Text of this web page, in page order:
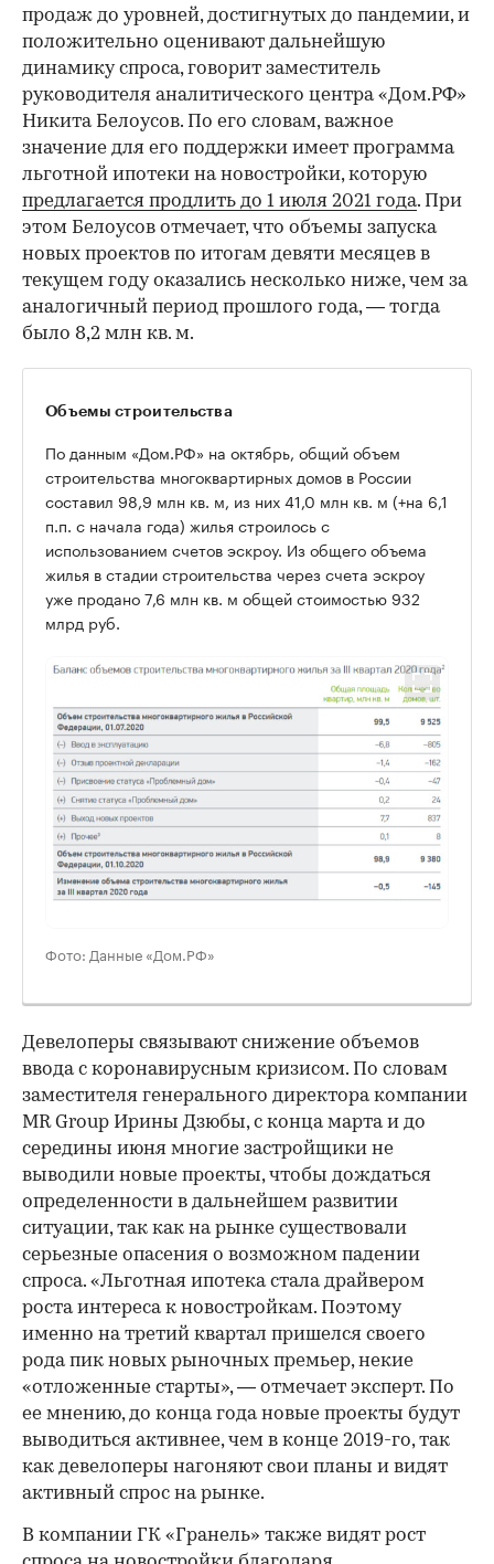
продаж до уровней, достигнутых до пандемии, и
положительно оценивают дальнейшую
динамику спроса, говорит заместитель
руководителя аналитического центра «Дом.РФ»
Никита Белоусов. По его словам, важное
значение для его поддержки имеет программа
льготной ипотеки на новостройки, которую
предлагается продлить до 1 июля 2021 года. При
этом Белоусов отмечает, что объемы запуска
новых проектов по итогам девяти месяцев в
текущем году оказались несколько ниже, чем за
аналогичный период прошлого года, — тогда
было 8,2 млн кв. м.
Объемы строительства
По данным «Дом.РФ» на октябрь, общий объем
строительства многоквартирных домов в России
составил 98,9 млн кв. м, из них 41,0 млн кв. м (+на 6,1
п.п. с начала года) жилья строилось с
использованием счетов эскроу. Из общего объема
жилья в стадии строительства через счета эскроу
уже продано 7,6 млн кв. м общей стоимостью 932
млрд руб.
Фото: Данные «Дом.РФ»
Девелоперы связывают снижение объемов
ввода с коронавирусным кризисом. По словам
заместителя генерального директора компании
MR Group Ирины Дзюбы, с конца марта и до
середины июня многие застройщики не
выводили новые проекты, чтобы дождаться
определенности в дальнейшем развитии
ситуации, так как на рынке существовали
серьезные опасения о возможном падении
спроса. «Льготная ипотека стала драйвером
роста интереса к новостройкам. Поэтому
именно на третий квартал пришелся своего
рода пик новых рыночных премьер, некие
«отложенные старты», — отмечает эксперт. По
ее мнению, до конца года новые проекты будут
выводиться активнее, чем в конце 2019-го, так
как девелоперы нагоняют свои планы и видят
активный спрос на рынке.
В компании ГК «Гранель» также видят рост